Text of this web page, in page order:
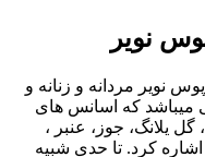
نویر
نویر مردانه و زنانه و
که اسانس های
یلانگ، جوز، عنبر ،
کرد. تا حدی شبیه